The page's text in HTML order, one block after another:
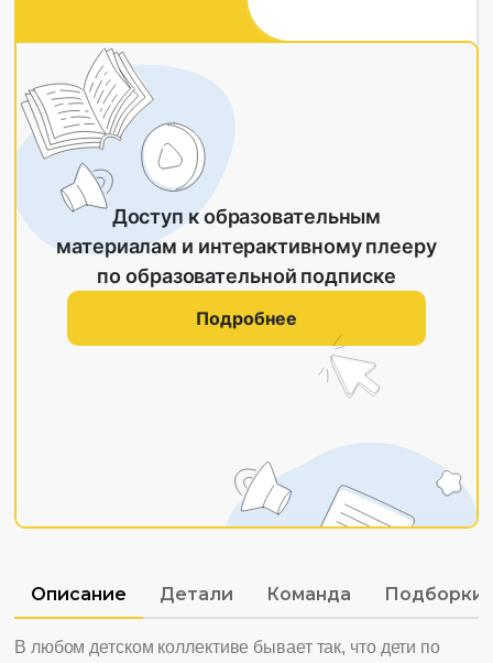
Доступ к образовательным
материалам и интерактивному плееру
по образовательной подписке
Подробнее
Описание Детали Команда Подборки
В любом детском коллективе бывает так, что дети по